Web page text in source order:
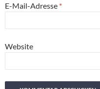
E-Mail-Adresse *
Website